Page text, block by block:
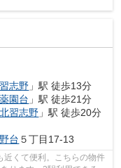
習志野 」駅 徒歩13分
薬園台 」駅 徒歩21分
北習志野 」駅 徒歩20分
台 ５丁目17-13
近くて便利。こちらの物件